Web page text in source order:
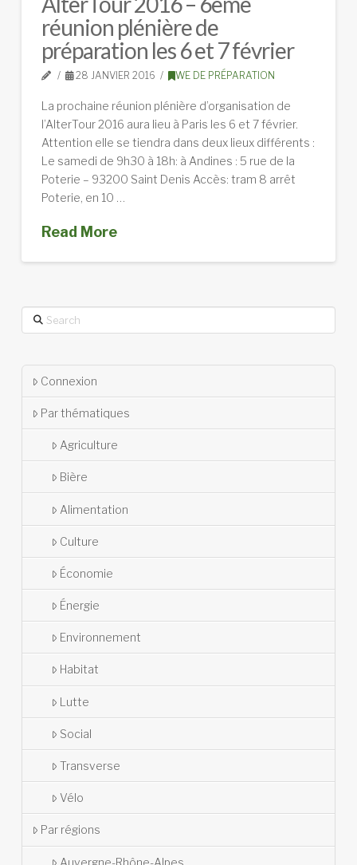
réunion plénière de
préparation les 6 et 7 février
28 JANVIER 2016 WE DE PRÉPARATION
La prochaine réunion plénière d’organisation de
l’AlterTour 2016 aura lieu à Paris les 6 et 7 février.
Attention elle se tiendra dans deux lieux différents :
Le samedi de 9h30 à 18h: à Andines : 5 rue de la
Poterie – 93200 Saint Denis Accès: tram 8 arrêt
Poterie, en 10 …
Read More
Search
Connexion
Par thématiques
Agriculture
Bière
Alimentation
Culture
Économie
Énergie
Environnement
Habitat
Lutte
Social
Transverse
Vélo
Par régions
Auvergne-Rhône-Alpes